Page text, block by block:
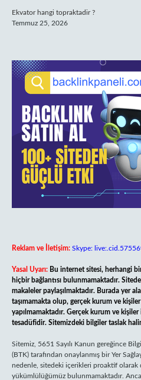
Ekvator hangi topraktadir ?
Temmuz 25, 2026
Reklam ve İletişim: Skype:
Yasal Uyarı: Bu internet sitesi, herhangi
hiçbir bağlantısı bulunmamaktadır. Sitede
makaleler paylaşılmaktadır. Burada yer
taşımamakta olup, gerçek kurum ve kişiler
yapılmamaktadır. Gerçek kurum ve
tesadüfidir. Sitemizdeki bilgiler taslak
Sitemiz, 5651 Sayılı Kanun gereğince
(BTK) tarafından onaylanmış bir Yer
nedenle, sitedeki içerikleri proaktif olarak
yükümlülüğümüz bulunmamaktadır.